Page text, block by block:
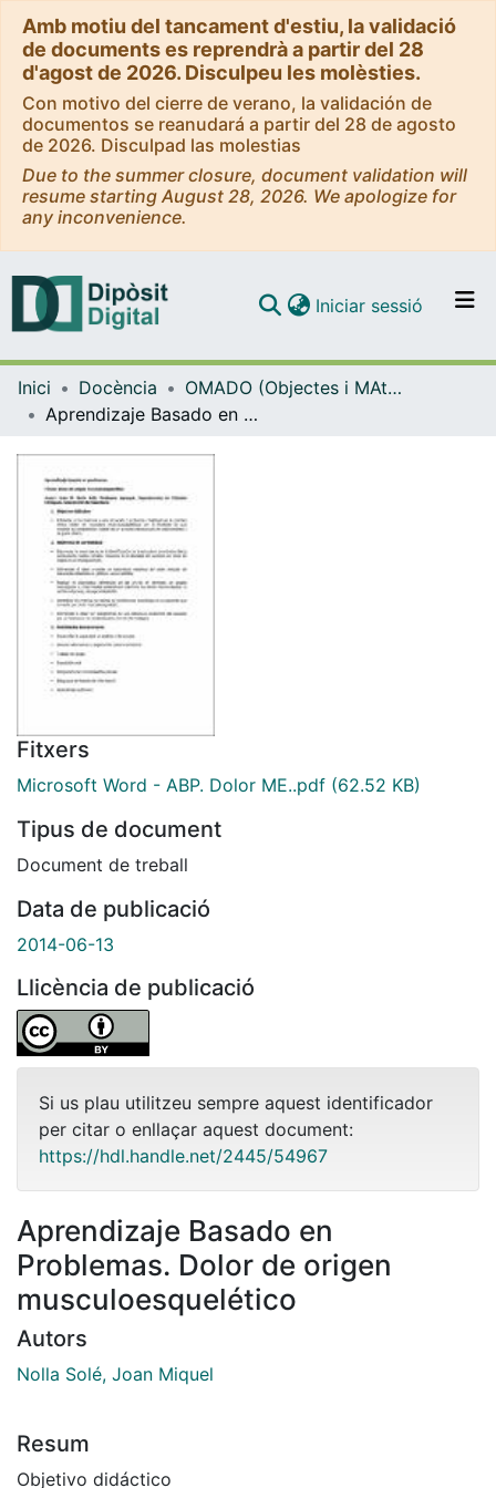
Amb motiu del tancament d'estiu, la validació
de documents es reprendrà a partir del 28
d'agost de 2026. Disculpeu les molèsties.
Con motivo del cierre de verano, la validación de
documentos se reanudará a partir del 28 de agosto
de 2026. Disculpad las molestias
Due to the summer closure, document validation will
resume starting August 28, 2026. We apologize for
any inconvenience.
Navega per tot el DD
Iniciar sessió (current)
Inici Docència
OMADO (Objectes i MAterials DOcents)
Aprendizaje Basado en Problemas. Dolor de origen musculoesquelético
Fitxers
Microsoft Word - ABP. Dolor ME..pdf (62.52 KB)
Tipus de document
Document de treball
Data de publicació
2014-06-13
Llicència de publicació
Si us plau utilitzeu sempre aquest identificador
per citar o enllaçar aquest document:
https://hdl.handle.net/2445/54967
Aprendizaje Basado en
Problemas. Dolor de origen
musculoesquelético
Autors
Nolla Solé, Joan Miquel
Resum
Objetivo didáctico